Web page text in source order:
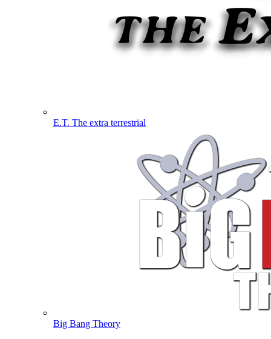
E.T. The extra terrestrial
Big Bang Theory